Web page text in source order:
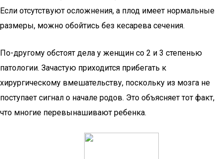
Если отсутствуют осложнения, а плод имеет нормальные
размеры, можно обойтись без кесарева сечения.
По-другому обстоят дела у женщин со 2 и 3 степенью
патологии. Зачастую приходится прибегать к
хирургическому вмешательству, поскольку из мозга не
поступает сигнал о начале родов. Это объясняет тот факт,
что многие перевынашивают ребенка.